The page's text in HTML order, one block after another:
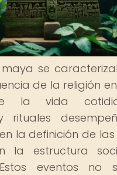
maya se
de la religión
la vida
rituales
la definición de
la estructura
eventos no